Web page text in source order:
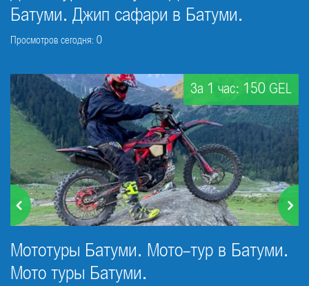
Батуми. Джип сафари в Батуми.
Просмотров сегодня: 0
За 1 час: 150 GEL
Мототуры Батуми. Мото-тур в Батуми.
Мото туры Батуми.